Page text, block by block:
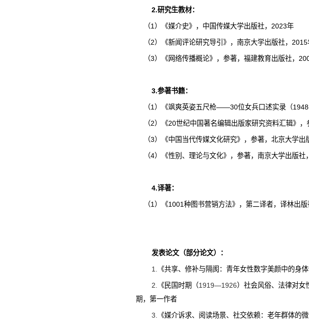
2.研究生教材：
（1 ）《媒介史》，中国传媒大学出版社， 2023年
（2）《新闻评论研究导引》，南京大学出版社， 2015
（3）《网络传播概论》，参著，福建教育出版社，
3.参著书籍：
（1 ）《飒爽英姿五尺枪——30位女兵口述实录（
（2）《20世纪中国著名编辑出版家研究资料汇辑》，
（3）《中国当代传媒文化研究》，参著，北京大学出
（4）《性别、理论与文化》，参著，南京大学出版社，
4.译著：
（1 ）《1001种图书营销方法》，第二译者，译林出版
发表论文（部分论文）：
1. 《共享、修补与隔阂：青年女性数字美颜中的身
2. 《民国时期（1919—1926）社会风俗、法律对女
期，第一作者
3. 《媒介诉求、阅读场景、社交依赖：老年群体的